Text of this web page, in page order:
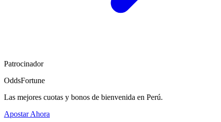
Patrocinador
OddsFortune
Las mejores cuotas y bonos de bienvenida en Perú.
Apostar Ahora